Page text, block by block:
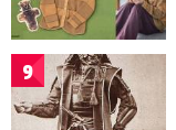
9